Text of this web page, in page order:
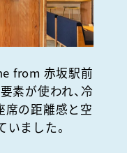
from 赤坂駅前
素が使われ、冷
席の距離感と空
ました。